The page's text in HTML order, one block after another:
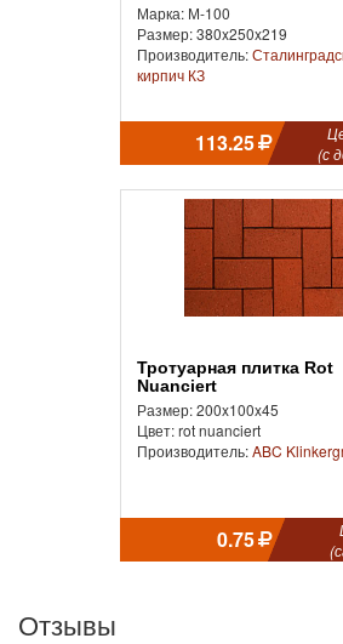
Марка: М-100
Размер: 380x250x219
Производитель:
кирпич КЗ
113.25
(с
Тротуарная плитка Rot
Nuanciert
Размер: 200x100x45
Цвет: rot nuanciert
Производитель:ABC
0.75
Отзывы